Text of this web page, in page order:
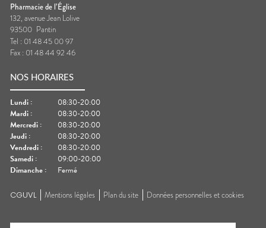
Pharmacie de l’Église
132, avenue Jean Lolive
93500 Pantin
Tel : 01 48 45 00 97
Fax : 01 48 44 92 46
NOS HORAIRES
Lundi :
08:30-20:00
Mardi :
08:30-20:00
Mercredi :
08:30-20:00
Jeudi :
08:30-20:00
Vendredi :
08:30-20:00
Samedi :
09:00-20:00
Dimanche : Fermé
CGUVL Mentions légales Plan du site Données personnelles et cookies